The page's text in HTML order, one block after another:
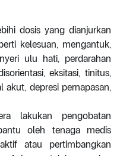
dosis yang dianjurkan
kelesuan, mengantuk,
ulu hati, perdarahan
eksitasi, tinitus,
akut, depresi pernapasan,
lakukan pengobatan
oleh tenaga medis
atau pertimbangkan